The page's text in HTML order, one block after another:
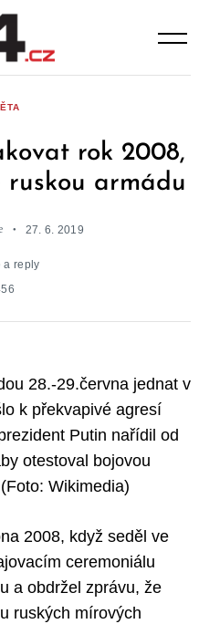
rok 2008,
armádu
27. 6. 2019
a reply
28.-29.června jednat v
k překvapivé agresí
Putin nařídil od
otestoval bojovou
Wikimedia)
2008, když seděl ve
ceremoniálu
a obdržel zprávu, že
ruských mírových